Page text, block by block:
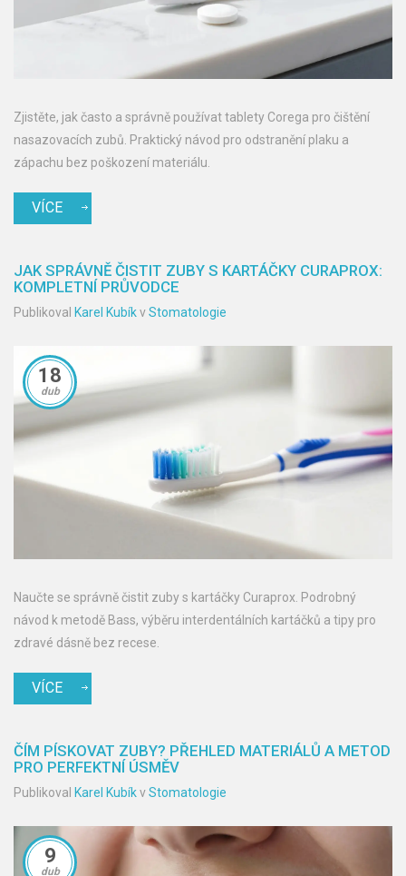
Zjistěte, jak často a správně používat tablety Corega pro čištění
nasazovacích zubů. Praktický návod pro odstranění plaku a
zápachu bez poškození materiálu.
VÍCE
JAK SPRÁVNĚ ČISTIT ZUBY S KARTÁČKY CURAPROX:
KOMPLETNÍ PRŮVODCE
Publikoval Karel KubíkvStomatologie
18
dub
Naučte se správně čistit zuby s kartáčky Curaprox. Podrobný
návod k metodě Bass, výběru interdentálních kartáčků a tipy pro
zdravé dásně bez recese.
VÍCE
ČÍM PÍSKOVAT ZUBY? PŘEHLED MATERIÁLŮ A METOD
PRO PERFEKTNÍ ÚSMĚV
Publikoval Karel KubíkvStomatologie
9
dub